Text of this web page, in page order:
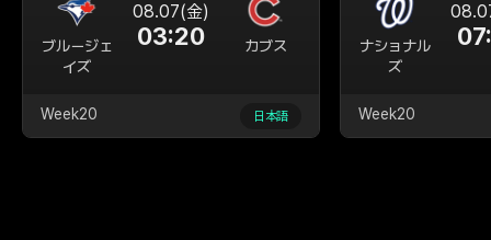
ブルージェ
イズ
08.07(金)
03:20 カブス
Week20 日本語
ナショナル
ズ
Week20